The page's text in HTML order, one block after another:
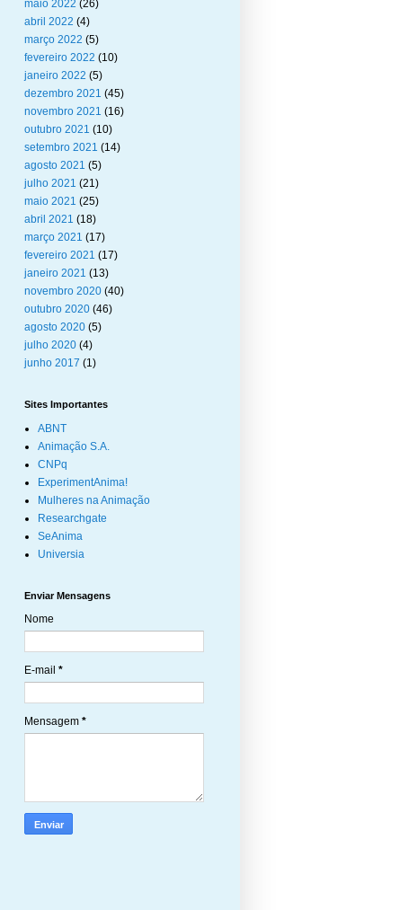
maio 2022 (26)
abril 2022 (4)
março 2022 (5)
fevereiro 2022 (10)
janeiro 2022 (5)
dezembro 2021 (45)
novembro 2021 (16)
outubro 2021 (10)
setembro 2021 (14)
agosto 2021 (5)
julho 2021 (21)
maio 2021 (25)
abril 2021 (18)
março 2021 (17)
fevereiro 2021 (17)
janeiro 2021 (13)
novembro 2020 (40)
outubro 2020 (46)
agosto 2020 (5)
julho 2020 (4)
junho 2017 (1)
Sites Importantes
ABNT
Animação S.A.
CNPq
ExperimentAnima!
Mulheres na Animação
Researchgate
SeAnima
Universia
Enviar Mensagens
Nome
E-mail *
Mensagem *